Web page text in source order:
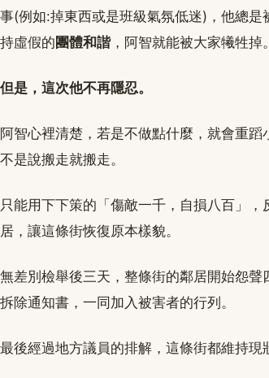
事(例如:掉東西或是班級氣氛低迷)，他總是
持虛假的團體和諧，阿智就能被大家犧牲掉。
但是，這次他不再隱忍。
阿智心裡清楚，若是不做點什麼，就會重
不是說搬走就搬走。
只能用下下策的「傷敵一千，自損八百」，
居，讓這條街恢復原本樣貌。
無差別檢舉後三天，整條街的鄰居開始怨
拆除通知書，一同加入被害者的行列。
最後經過地方議員的排解，這條街都維持現